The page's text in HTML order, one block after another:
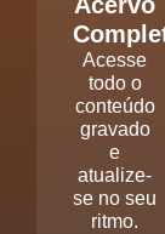
Acesse
todo o
conteúdo
gravado
e
atualize-
se no seu
ritmo.